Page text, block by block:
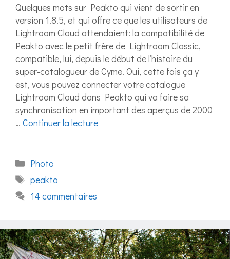
Quelques mots sur Peakto qui vient de sortir en
version 1.8.5, et qui offre ce que les utilisateurs de
Lightroom Cloud attendaient: la compatibilité de
Peakto avec le petit frère de Lightroom Classic,
compatible, lui, depuis le début de l’histoire du
super-catalogueur de Cyme. Oui, cette fois ça y
est, vous pouvez connecter votre catalogue
Lightroom Cloud dans Peakto qui va faire sa
synchronisation en important des aperçus de 2000
… Continuer la lecture
Catégories
Photo
Étiquettes
peakto
14 commentaires